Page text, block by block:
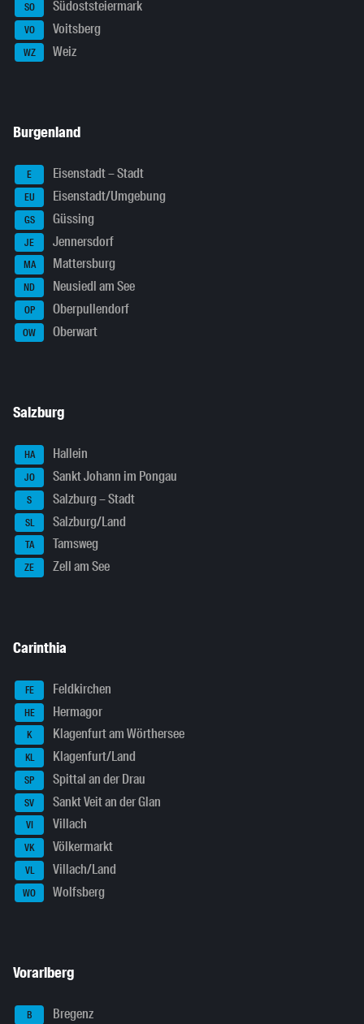
SO Südoststeiermark
VO Voitsberg
WZ Weiz
Burgenland
E Eisenstadt – Stadt
EU Eisenstadt/Umgebung
GS Güssing
JE Jennersdorf
MA Mattersburg
ND Neusiedl am See
OP Oberpullendorf
OW Oberwart
Salzburg
HA Hallein
JO Sankt Johann im Pongau
S Salzburg – Stadt
SL Salzburg/Land
TA Tamsweg
ZE Zell am See
Carinthia
FE Feldkirchen
HE Hermagor
K Klagenfurt am Wörthersee
KL Klagenfurt/Land
SP Spittal an der Drau
SV Sankt Veit an der Glan
VI Villach
VK Völkermarkt
VL Villach/Land
WO Wolfsberg
Vorarlberg
B Bregenz